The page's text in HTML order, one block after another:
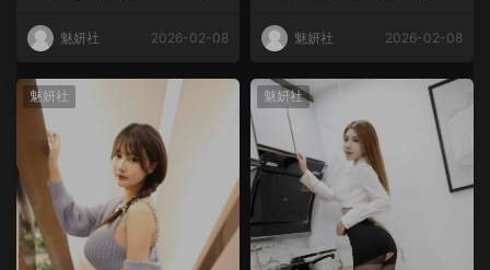
魅妍社 2026-02-08 魅妍社 2026-02-08
魅妍社 魅妍社